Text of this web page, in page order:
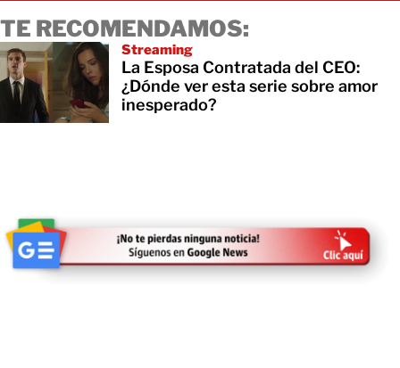
TE RECOMENDAMOS:
Streaming
La Esposa Contratada del CEO:
¿Dónde ver esta serie sobre amor
inesperado?